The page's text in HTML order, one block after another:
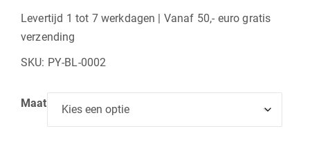
Levertijd 1 tot 7 werkdagen | Vanaf 50,- euro gratis
verzending
SKU: PY-BL-0002
Maat